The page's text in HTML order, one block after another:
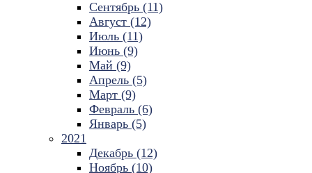
Сентябрь (11)
Август (12)
Июль (11)
Июнь (9)
Май (9)
Апрель (5)
Март (9)
Февраль (6)
Январь (5)
2021
Декабрь (12)
Ноябрь (10)